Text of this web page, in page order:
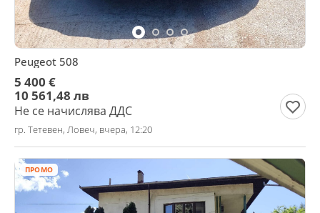
Peugeot 508
5 400 €
10 561,48 лв
Не се начислява ДДС
гр. Тетевен, Ловеч, вчера, 12:20
ПРОМО